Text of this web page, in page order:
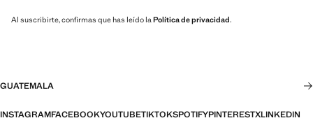
Al suscribirte, confirmas que has leído la Política de privacidad.
GUATEMALA
INSTAGRAMFACEBOOKYOUTUBETIKTOKSPOTIFYPINTERESTXLINKEDIN